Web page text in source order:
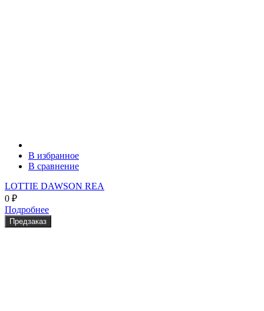
В избранное
В сравнение
LOTTIE DAWSON REA
0 ₽
Подробнее
Предзаказ